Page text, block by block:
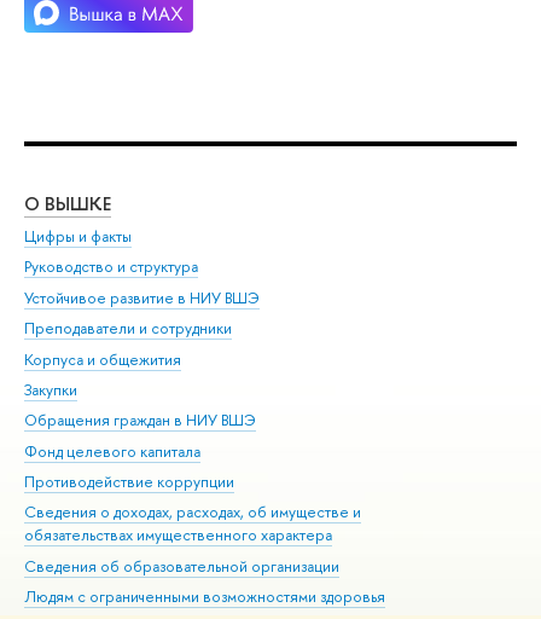
О ВЫШКЕ
Цифры и факты
Руководство и структура
Устойчивое развитие в НИУ ВШЭ
Преподаватели и сотрудники
Корпуса и общежития
Закупки
Обращения граждан в НИУ ВШЭ
Фонд целевого капитала
Противодействие коррупции
Сведения о доходах, расходах, об имуществе и
обязательствах имущественного характера
Сведения об образовательной организации
Людям с ограниченными возможностями здоровья